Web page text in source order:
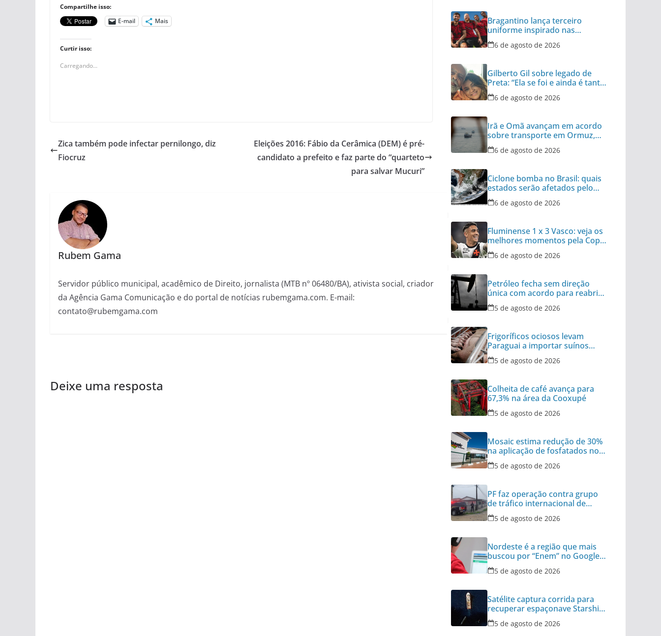
Compartilhe isso:
E-mail
Mais
Curtir isso:
Carregando...
Zica também pode infectar pernilongo, diz
Fiocruz
Eleições 2016: Fábio da Cerâmica (DEM) é pré-
candidato a prefeito e faz parte do “quarteto
para salvar Mucuri”
Rubem Gama
Servidor público municipal, acadêmico de Direito, jornalista (MTB nº 06480/BA), ativista social, criador
da Agência Gama Comunicação e do portal de notícias rubemgama.com. E-mail:
contato@rubemgama.com
Deixe uma resposta
Bragantino lança terceiro
uniforme inspirado nas
categorias de base
6 de agosto de 2026
Gilberto Gil sobre legado de
Preta: “Ela se foi e ainda é tanta
coisa”
6 de agosto de 2026
Irã e Omã avançam em acordo
sobre transporte em Ormuz,
diz autoridade
6 de agosto de 2026
Ciclone bomba no Brasil: quais
estados serão afetados pelo
fenômeno
6 de agosto de 2026
Fluminense 1 x 3 Vasco: veja os
melhores momentos pela Copa
do Brasil
6 de agosto de 2026
Petróleo fecha sem direção
única com acordo para reabrir
Ormuz no radar
5 de agosto de 2026
Frigoríficos ociosos levam
Paraguai a importar suínos
vivos do Brasil
5 de agosto de 2026
Colheita de café avança para
67,3% na área da Cooxupé
5 de agosto de 2026
Mosaic estima redução de 30%
na aplicação de fosfatados no
Brasil
5 de agosto de 2026
PF faz operação contra grupo
de tráfico internacional de
armas
5 de agosto de 2026
Nordeste é a região que mais
buscou por “Enem” no Google
no último ano
5 de agosto de 2026
Satélite captura corrida para
recuperar espaçonave Starship
no Oceano
5 de agosto de 2026